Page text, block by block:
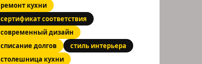
ремонт кухни
сертификат соответствия
современный дизайн
списание долгов
стиль интерьера
столешница кухни